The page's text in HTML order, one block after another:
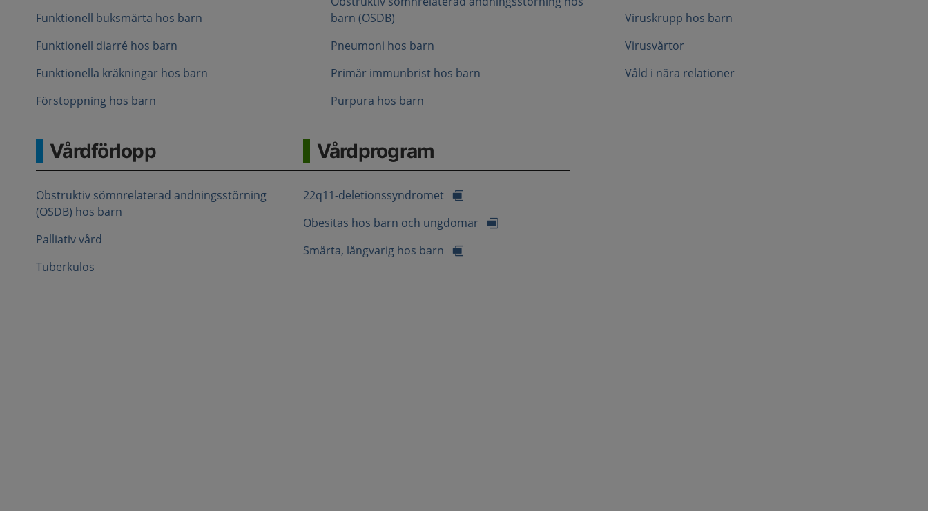
Funktionell buksmärta hos barn
Funktionell diarré hos barn
Funktionella kräkningar hos barn
Förstoppning hos barn
barn (OSDB)
Pneumoni hos barn
Primär immunbrist hos barn
Purpura hos barn
Viruskrupp hos barn
Virusvårtor
Våld i nära relationer
Vårdförlopp
Obstruktiv sömnrelaterad andningsstörning
(OSDB) hos barn
Palliativ vård
Tuberkulos
Vårdprogram
22q11-deletionssyndromet
Obesitas hos barn och ungdomar
Smärta, långvarig hos barn